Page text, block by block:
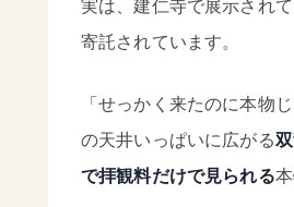
実は、建仁寺で展示され
寄託されています。
「せっかく来たのに本物
の天井いっぱいに広がる
で拝観料だけで見られる